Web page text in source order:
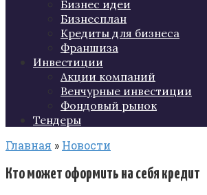
Бизнес идеи
Бизнесплан
Кредиты для бизнеса
Франшиза
Инвестиции
Акции компаний
Венчурные инвестиции
Фондовый рынок
Тендеры
Главная » Новости
Кто может оформить на себя кредит